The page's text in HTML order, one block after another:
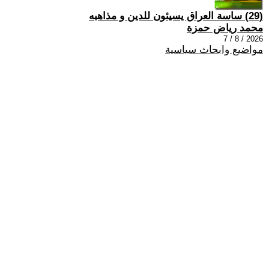
(29) ساسة العراق يسيئون للدين و مذاهبه
محمد رياض حمزة
2026 / 8 / 7
مواضيع وابحاث سياسية